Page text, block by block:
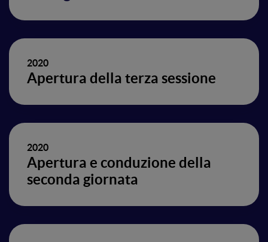
2020
Apertura della terza sessione
2020
Apertura e conduzione della
seconda giornata